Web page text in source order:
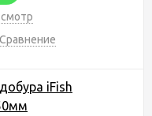
Сравнение
iFish